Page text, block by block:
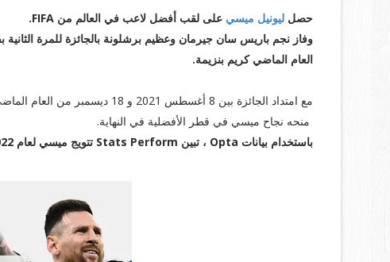
حصل ليونيل ميسي على لقب أفضل لاعب في العالم من FIFA.
وفاز نجم باريس سان جيرمان وعظيم برشلونة بالجائزة للمرة الثانية
العام الماضي كريم بنزيمة.
مع امتداد الجائزة بين 8 أغسطس 2021 و 18 ديسمبر من العام الماضي من بداية الموسم الماضي حتى نهاية كأس العالم
منحه نجاح ميسي في قطر الأفضلية في النهاية.
باستخدام بيانات Opta ، تبين Stats Perform تتويج ميسي لعام 2022 .